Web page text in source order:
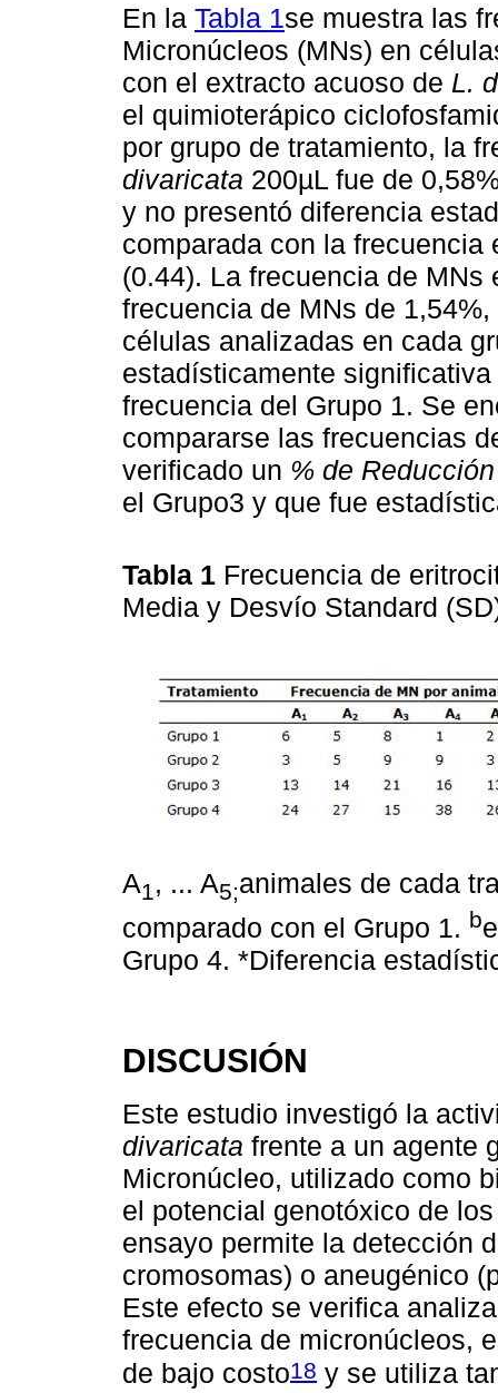
En la Tabla 1 se muestra las
Micronúcleos (MNs) en
con el extracto acuoso de L.
el quimioterápico
por grupo de tratamiento, la
divaricata 200µL fue de
y no presentó diferencia
comparada con la
(0.44). La frecuencia de MNs
frecuencia de MNs de
células analizadas en cada
estadísticamente
frecuencia del Grupo 1. Se
compararse las frecuencias
verificado un % de Reducción
el Grupo3 y que fue
Tabla 1 Frecuencia de
Media y Desvío Standard
A1, ... A5;animales de cada
comparado con el Grupo 1. b
Grupo 4. *Diferencia
DISCUSIÓN
Este estudio investigó la
divaricata frente a un agente
Micronúcleo, utilizado como
el potencial genotóxico de
ensayo permite la detección
cromosomas) o aneugénico
Este efecto se verifica
frecuencia de micronúcleos,
de bajo costo18 y se utiliza